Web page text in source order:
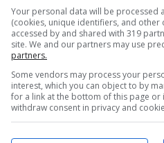
e non poco la
gran lunga costruito
che lei stessa ha
a tormentare la
Your personal data will be processed
(cookies, unique identifiers, and other
accessed by and shared with 319
site. We and our partners may use
partners.
Some vendors may process your
interest, which you can object to by
for a link at the bottom of this page or
withdraw consent in privacy and